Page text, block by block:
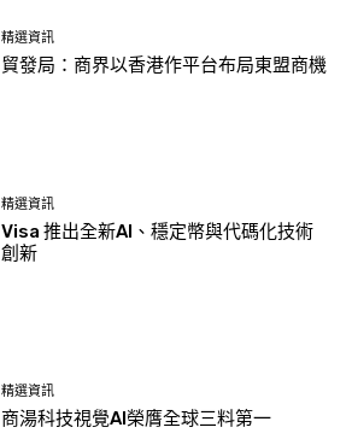
精選資訊
貿發局：商界以香港作平台布局東盟商機
精選資訊
Visa 推出全新AI、穩定幣與代碼化技術
創新
精選資訊
商湯科技視覺AI榮膺全球三料第一